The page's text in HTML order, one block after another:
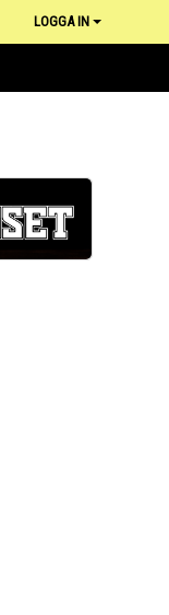
LOGGA IN